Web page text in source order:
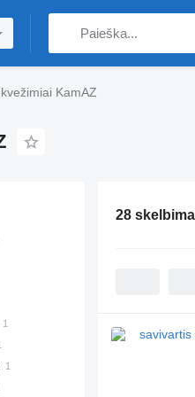
KamAZ
28